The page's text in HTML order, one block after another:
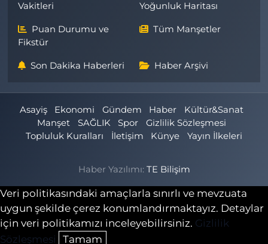
Vakitleri
Yoğunluk Haritası
Puan Durumu ve
Fikstür
Tüm Manşetler
Son Dakika Haberleri Haber Arşivi
Asayiş Ekonomi Gündem Haber
Kültür&Sanat
Manşet
SAĞLIK Spor
Gizlilik Sözleşmesi
Topluluk Kuralları
İletişim Künye Yayın İlkeleri
Haber Yazılımı: TE Bilişim
Veri politikasındaki amaçlarla sınırlı ve mevzuata
uygun şekilde çerez konumlandırmaktayız. Detaylar
için veri politikamızı inceleyebilirsiniz. Gizlilik
Sözleşmesi
Tamam